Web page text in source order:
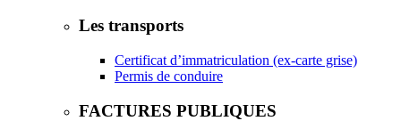
Les transports
Certificat d’immatriculation (ex-carte grise)
Permis de conduire
FACTURES PUBLIQUES